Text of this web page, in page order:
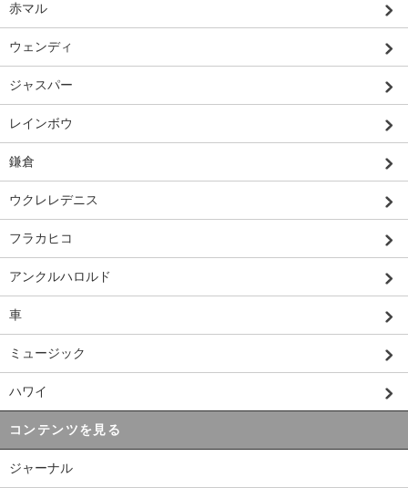
赤マル
ウェンディ
ジャスパー
レインボウ
鎌倉
ウクレレデニス
フラカヒコ
アンクルハロルド
車
ミュージック
ハワイ
コンテンツを見る
ジャーナル